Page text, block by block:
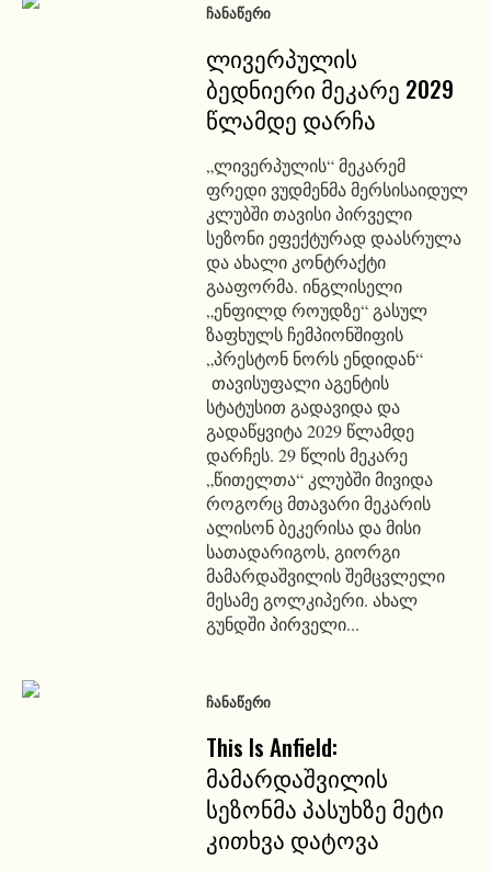
ᲩᲐᲜᲐᲬᲔᲠᲘ
ლივერპულის
ბედნიერი მეკარე 2029
წლამდე დარჩა
„ლივერპულის“ მეკარემ
ფრედი ვუდმენმა მერსისაიდულ
კლუბში თავისი პირველი
სეზონი ეფექტურად დაასრულა
და ახალი კონტრაქტი
გააფორმა. ინგლისელი
„ენფილდ როუდზე“ გასულ
ზაფხულს ჩემპიონშიფის
„პრესტონ ნორს ენდიდან“
თავისუფალი აგენტის
სტატუსით გადავიდა და
გადაწყვიტა 2029 წლამდე
დარჩეს. 29 წლის მეკარე
„წითელთა“ კლუბში მივიდა
როგორც მთავარი მეკარის
ალისონ ბეკერისა და მისი
სათადარიგოს, გიორგი
მამარდაშვილის შემცვლელი
მესამე გოლკიპერი. ახალ
გუნდში პირველი...
ᲩᲐᲜᲐᲬᲔᲠᲘ
This Is Anfield:
მამარდაშვილის
სეზონმა პასუხზე მეტი
კითხვა დატოვა